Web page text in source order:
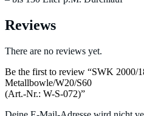
Reviews
There are no reviews yet.
Be the first to review “SWK 2000/
Metallbowle/W20/S60
(Art.-Nr.: W-S-072)”